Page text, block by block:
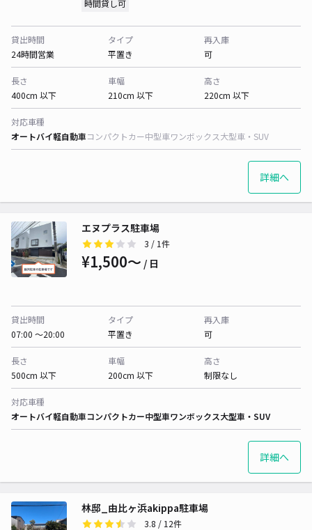
時間貸し可
貸出時間
24時間営業
タイプ
平置き
再入庫
可
長さ
400cm 以下
車幅
210cm 以下
高さ
220cm 以下
対応車種
オートバイ軽自動車コンパクトカー中型車ワンボックス大型車・SUV
詳細へ
エヌプラス駐車場
3 / 1件
¥1,500〜 / 日
貸出時間
07:00 〜20:00
タイプ
平置き
再入庫
可
長さ
500cm 以下
車幅
200cm 以下
高さ
制限なし
対応車種
オートバイ軽自動車コンパクトカー中型車ワンボックス大型車・SUV
詳細へ
林邸_由比ヶ浜akippa駐車場
3.8 / 12件